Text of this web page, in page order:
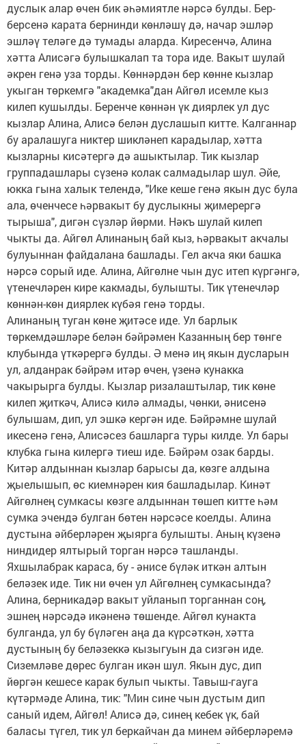
дуслык алар өчен бик әһәмиятле нәрсә булды. Бер-
берсенә карата бернинди көнләшү дә, начар эшләр
эшләү теләге дә тумады аларда. Киресенчә, Алина
хәтта Алисәгә булышкалап та тора иде. Вакыт шулай
әкрен генә уза торды. Көннәрдән бер көнне кызлар
укыган төркемгә "академка"дан Айгөл исемле кыз
килеп кушылды. Беренче көннән үк диярлек ул дус
кызлар Алина, Алисә белән дуслашып китте. Калганнар
бу аралашуга никтер шикләнеп карадылар, хәтта
кызларны кисәтергә дә ашыктылар. Тик кызлар
группадашлары сүзенә колак салмадылар шул. Әйе,
юкка гына халык телендә, "Ике кеше генә якын дус була
ала, өченчесе һәрвакыт бу дуслыкны җимерергә
тырыша", дигән сүзләр йөрми. Нәкъ шулай килеп
чыкты да. Айгөл Алинаның бай кыз, һәрвакыт акчалы
булуыннан файдалана башлады. Гел акча яки башка
нәрсә сорый иде. Алина, Айгөлне чын дус итеп күргәнгә,
үтенечләрен кире какмады, булышты. Тик үтенечләр
көннән-көн диярлек күбәя генә торды.
Алинаның туган көне җитәсе иде. Ул барлык
төркемдәшләре белән бәйрәмен Казанның бер төнге
клубында үткәрергә булды. Ә менә иң якын дусларын
ул, алданрак бәйрәм итәр өчен, үзенә кунакка
чакырырга булды. Кызлар ризалаштылар, тик көне
килеп җиткәч, Алисә килә алмады, чөнки, әнисенә
булышам, дип, ул эшкә кергән иде. Бәйрәмне шулай
икесенә генә, Алисәсез башларга туры килде. Ул бары
клубка гына килергә тиеш иде. Бәйрәм озак барды.
Китәр алдыннан кызлар барысы да, көзге алдына
җыелышып, өс киемнәрен кия башладылар. Кинәт
Айгөлнең сумкасы көзге алдыннан төшеп китте һәм
сумка эчендә булган бөтен нәрсәсе коелды. Алина
дустына әйберләрен җыярга булышты. Аның күзенә
ниндидер ялтырый торган нәрсә ташланды.
Яхшылабрак караса, бу - әнисе бүләк иткән алтын
беләзек иде. Тик ни өчен ул Айгөлнең сумкасында?
Алина, берникадәр вакыт уйланып торганнан соң,
эшнең нәрсәдә икәненә төшенде. Айгөл кунакта
булганда, ул бу бүләген аңа да күрсәткән, хәтта
дустының бу беләзеккә кызыгуын да сизгән иде.
Сиземләве дөрес булган икән шул. Якын дус, дип
йөргән кешесе карак булып чыкты. Тавыш-гауга
күтәрмәде Алина, тик: "Мин сине чын дустым дип
саный идем, Айгөл! Алисә дә, синең кебек үк, бай
баласы түгел, тик ул беркайчан да минем әйберләремә